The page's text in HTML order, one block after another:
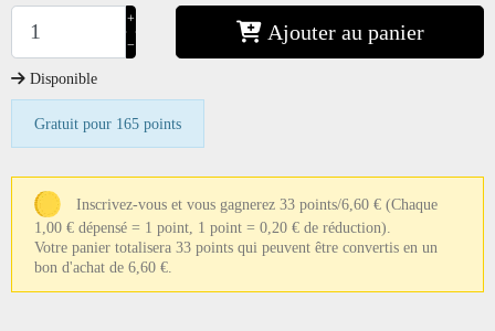
+
−
Ajouter au panier
Disponible
Gratuit pour 165 points
Inscrivez-vous et vous gagnerez 33 points/6,60 € (Chaque
1,00 € dépensé = 1 point, 1 point = 0,20 € de réduction).
Votre panier totalisera 33 points qui peuvent être convertis en un
bon d'achat de 6,60 €.